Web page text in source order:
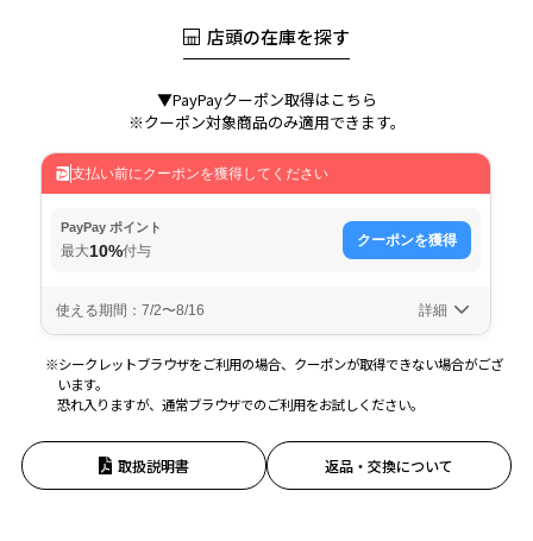
店頭の在庫を探す
▼PayPayクーポン取得はこちら
※クーポン対象商品のみ適用できます。
※シークレットブラウザをご利用の場合、クーポンが取得できない場合がござ
います。
恐れ入りますが、通常ブラウザでのご利用をお試しください。
取扱説明書 返品・交換について